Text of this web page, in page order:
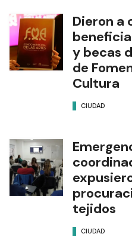
Dieron a
y becas
de
Cultura
CIUDAD
tejidos
CIUDAD